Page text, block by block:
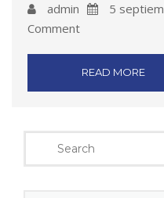
admin 5
Comment
READ MORE